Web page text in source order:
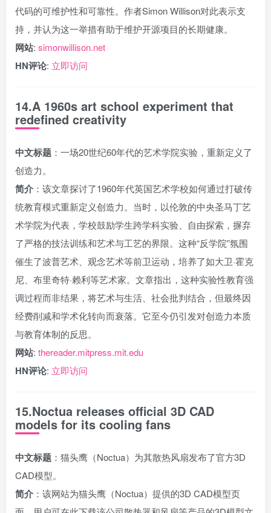
代码的可维护性和可靠性。作者Simon Willison对此表示支
持，并认为这一举措有助于维护开源项目的长期健康。
网站: simonwillison.net
HN评论: 立即访问
14.A 1960s art school experiment that
redefined creativity
中文标题 ：一场20世纪60年代的艺术学院实验，重新定义了
创造力。
简介 ：该文章探讨了1960年代英国艺术学校如何通过打破传
统教育模式重新定义创造力。当时，以伦敦的中央圣马丁艺
术学院为代表，学校鼓励学生跨学科实验、自由探索，摒弃
了严格的技法训练和艺术与工艺的界限。这种“反学院”氛围
催生了波普艺术、观念艺术等前卫运动，培养了如大卫·霍克
尼、布里奇特·赖利等艺术家。文章指出，这种实验性教育强
调过程而非结果，将艺术与生活、社会批判结合，但最终因
经费削减和学术化转向而衰落。它至今仍引发对创造力本质
与教育体制的反思。
网站: thereader.mitpress.mit.edu
HN评论: 立即访问
15.Noctua releases official 3D CAD
models for its cooling fans
中文标题 ：猫头鹰（Noctua）为其散热风扇发布了官方3D
CAD模型。
简介 ：该网站为猫头鹰（Noctua）提供的3D CAD模型页